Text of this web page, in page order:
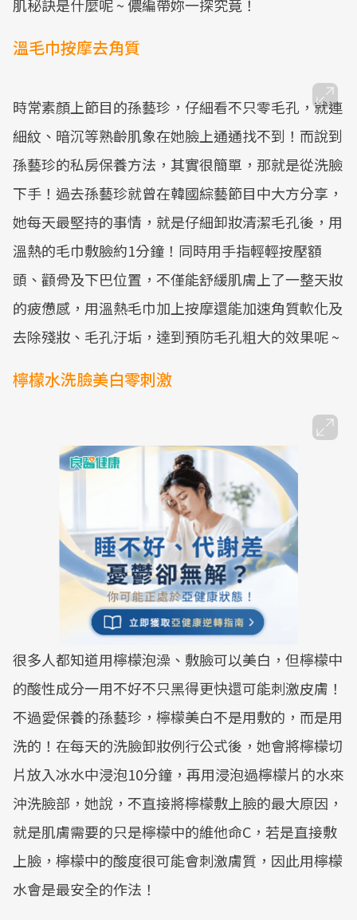
肌秘訣是什麼呢 ~ 儂編帶妳一探究竟！
溫毛巾按摩去角質
時常素顏上節目的孫藝珍，仔細看不只零毛孔，就連
細紋、暗沉等熟齡肌象在她臉上通通找不到！而說到
孫藝珍的私房保養方法，其實很簡單，那就是從洗臉
下手！過去孫藝珍就曾在韓國綜藝節目中大方分享，
她每天最堅持的事情，就是仔細卸妝清潔毛孔後，用
溫熱的毛巾敷臉約1分鐘！同時用手指輕輕按壓額
頭、顴骨及下巴位置，不僅能舒緩肌膚上了一整天妝
的疲憊感，用溫熱毛巾加上按摩還能加速角質軟化及
去除殘妝、毛孔汙垢，達到預防毛孔粗大的效果呢 ~
檸檬水洗臉美白零刺激
很多人都知道用檸檬泡澡、敷臉可以美白，但檸檬中
的酸性成分一用不好不只黑得更快還可能刺激皮膚！
不過愛保養的孫藝珍，檸檬美白不是用敷的，而是用
洗的！在每天的洗臉卸妝例行公式後，她會將檸檬切
片放入冰水中浸泡10分鐘，再用浸泡過檸檬片的水來
沖洗臉部，她說，不直接將檸檬敷上臉的最大原因，
就是肌膚需要的只是檸檬中的維他命C，若是直接敷
上臉，檸檬中的酸度很可能會刺激膚質，因此用檸檬
水會是最安全的作法！